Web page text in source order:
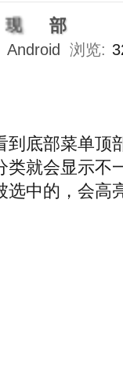
Android 浏览:
底部菜单顶
就会显示不
选中的，会高